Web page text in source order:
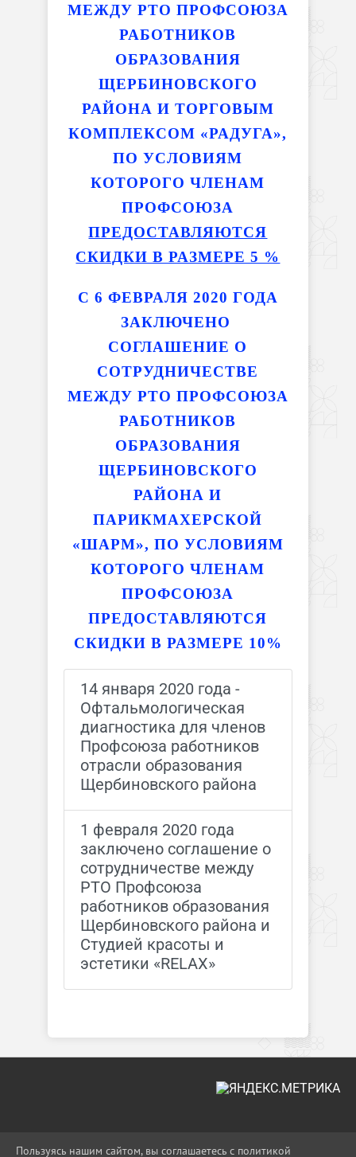
МЕЖДУ РТО ПРОФСОЮЗА
РАБОТНИКОВ
ОБРАЗОВАНИЯ
ЩЕРБИНОВСКОГО
РАЙОНА И ТОРГОВЫМ
КОМПЛЕКСОМ «РАДУГА»,
ПО УСЛОВИЯМ
КОТОРОГО ЧЛЕНАМ
ПРОФСОЮЗА
ПРЕДОСТАВЛЯЮТСЯ
СКИДКИ В РАЗМЕРЕ 5 %
С 6 ФЕВРАЛЯ 2020 ГОДА
ЗАКЛЮЧЕНО
СОГЛАШЕНИЕ О
СОТРУДНИЧЕСТВЕ
МЕЖДУ РТО ПРОФСОЮЗА
РАБОТНИКОВ
ОБРАЗОВАНИЯ
ЩЕРБИНОВСКОГО
РАЙОНА И
ПАРИКМАХЕРСКОЙ
«ШАРМ», ПО УСЛОВИЯМ
КОТОРОГО ЧЛЕНАМ
ПРОФСОЮЗА
ПРЕДОСТАВЛЯЮТСЯ
СКИДКИ В РАЗМЕРЕ 10%
14 января 2020 года -
Офтальмологическая
диагностика для членов
Профсоюза работников
отрасли образования
Щербиновского района
1 февраля 2020 года
заключено соглашение о
сотрудничестве между
РТО Профсоюза
работников образования
Щербиновского района и
Студией красоты и
эстетики «RELAX»
ВХОД
Пользуясь нашим сайтом, вы соглашаетесь с политикой